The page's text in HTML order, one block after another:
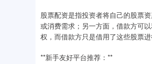
股票配资是指投资者将自己的股票
或消费需求；另一方面，借款方可
权，而借款方只是借用了这些股票
**新手友好平台推荐：**